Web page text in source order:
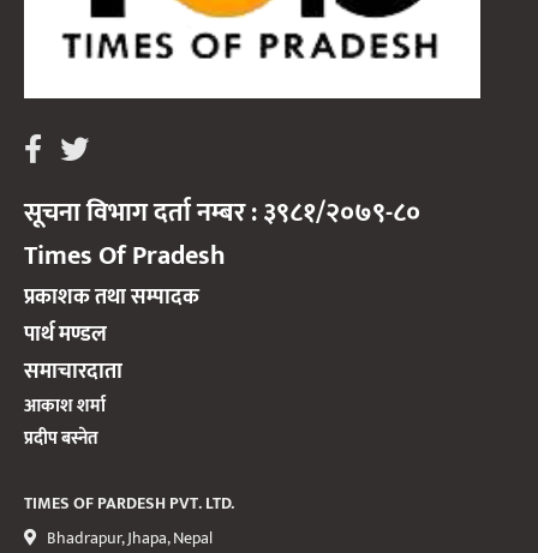
सूचना विभाग दर्ता नम्बर : ३९८१/२०७९-८०
Times Of Pradesh
प्रकाशक तथा सम्पादक
पार्थ मण्डल
समाचारदाता
आकाश शर्मा
प्रदीप बस्नेत
TIMES OF PARDESH PVT. LTD.
Bhadrapur, Jhapa, Nepal